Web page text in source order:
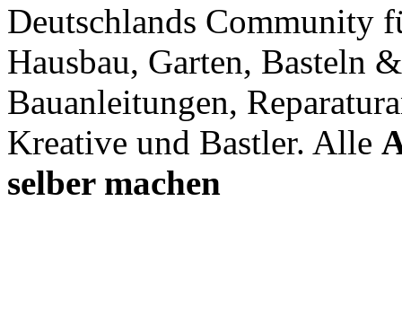
Deutschlands Community
Hausbau, Garten, Basteln
Bauanleitungen,
Kreative und Bastler. Alle
selber machen